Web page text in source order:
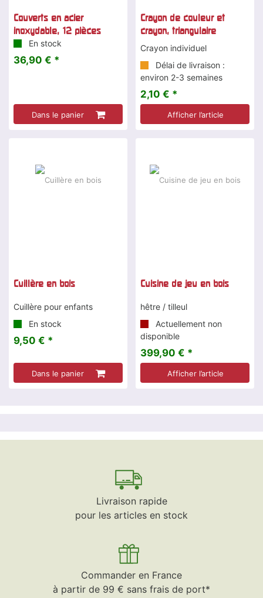
Couverts en acier
inoxydable, 12 pièces
En stock
36,90 € *
Dans le panier
Crayon de couleur et
crayon, triangulaire
Crayon individuel
Délai de livraison :
environ 2-3 semaines
2,10 € *
Afficher l’article
Cuillère en bois
Cuillère pour enfants
En stock
9,50 € *
Dans le panier
Cuisine de jeu en bois
hêtre / tilleul
Actuellement non
disponible
399,90 € *
Afficher l’article
Livraison rapide
pour les articles en stock
Commander en France
à partir de 99 € sans frais de port*